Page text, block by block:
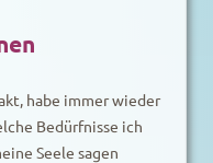
habe immer wieder
Bedürfnisse ich
Seele sagen